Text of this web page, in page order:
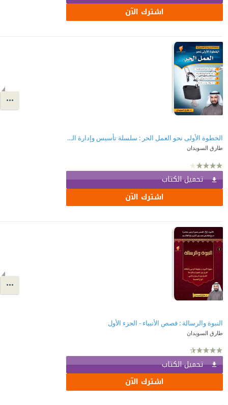
اشترك الآن
الخطوة الأولى نحو العمل الحر : سلسلة تأسيس وإدارة المشاريع
طارق السويدان
تحميل الكتاب
اشترك الآن
النبوة والرسالة : قصص الأنبياء - الجزء الأول
طارق السويدان
تحميل الكتاب
اشترك الآن